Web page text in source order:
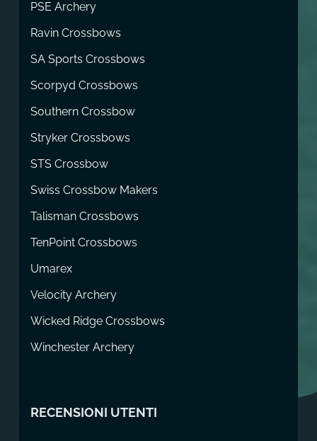
PSE Archery
Ravin Crossbows
SA Sports Crossbows
Scorpyd Crossbows
Southern Crossbow
Stryker Crossbows
STS Crossbow
Swiss Crossbow Makers
Talisman Crossbows
TenPoint Crossbows
Umarex
Velocity Archery
Wicked Ridge Crossbows
Winchester Archery
RECENSIONI UTENTI